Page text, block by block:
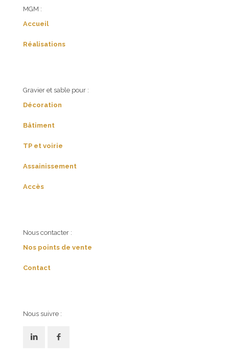
MGM :
Accueil
Réalisations
Gravier et sable pour :
Décoration
Bâtiment
TP et voirie
Assainissement
Accès
Nous contacter :
Nos points de vente
Contact
Nous suivre :